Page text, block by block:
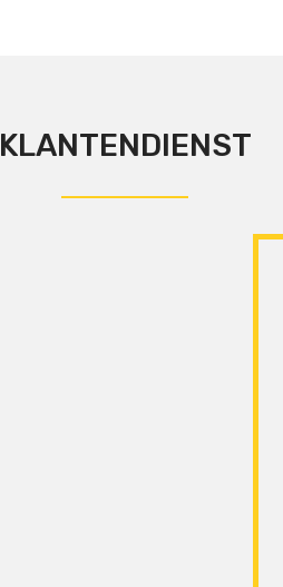
KLANTENDIENST